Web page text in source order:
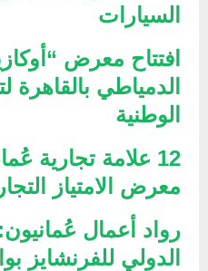
السيارات
افتتاح معرض
الدمياطي بالقاهرة
الوطنية
12 علامة تجارية
معرض الامتياز
رواد أعمال
الدولي للفرنشايز